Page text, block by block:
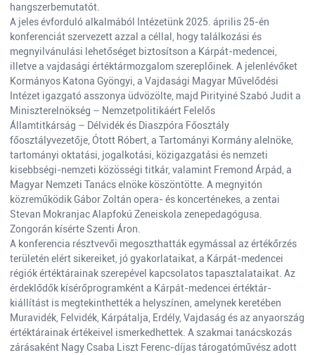
hangszerbemutatót.
A jeles évforduló alkalmából Intézetünk 2025. április 25-én
konferenciát szervezett azzal a céllal, hogy találkozási és
megnyilvánulási lehetőséget biztosítson a Kárpát-medencei,
illetve a vajdasági értéktármozgalom szereplőinek. A jelenlévőket
Kormányos Katona Gyöngyi, a Vajdasági Magyar Művelődési
Intézet igazgató asszonya üdvözölte, majd Pirityiné Szabó Judit a
Miniszterelnökség – Nemzetpolitikáért Felelős
Államtitkárság – Délvidék és Diaszpóra Főosztály
főosztályvezetője, Ótott Róbert, a Tartományi Kormány alelnöke,
tartományi oktatási, jogalkotási, közigazgatási és nemzeti
kisebbségi-nemzeti közösségi titkár, valamint Fremond Árpád, a
Magyar Nemzeti Tanács elnöke köszöntötte. A megnyitón
közreműködik Gábor Zoltán opera- és koncerténekes, a zentai
Stevan Mokranjac Alapfokú Zeneiskola zenepedagógusa.
Zongorán kísérte Szenti Áron.
A konferencia résztvevői megoszthatták egymással az értékőrzés
területén elért sikereiket, jó gyakorlataikat, a Kárpát-medencei
régiók értéktárainak szerepével kapcsolatos tapasztalataikat. Az
érdeklődők kísérőprogramként a Kárpát-medencei értéktár-
kiállítást is megtekinthették a helyszínen, amelynek keretében
Muravidék, Felvidék, Kárpátalja, Erdély, Vajdaság és az anyaország
értéktárainak értékeivel ismerkedhettek. A szakmai tanácskozás
zárásaként Nagy Csaba Liszt Ferenc-díjas tárogatóművész adott